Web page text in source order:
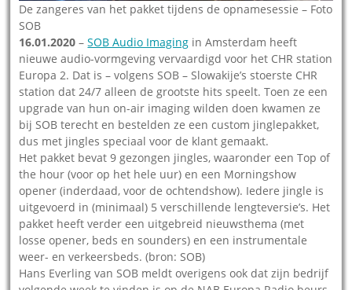
De zangeres van het pakket tijdens de opnamesessie – Foto
SOB
16.01.2020 –SOB Audio Imaging in Amsterdam heeft
nieuwe audio-vormgeving vervaardigd voor het CHR station
Europa 2. Dat is – volgens SOB – Slowakije’s stoerste CHR
station dat 24/7 alleen de grootste hits speelt. Toen ze een
upgrade van hun on-air imaging wilden doen kwamen ze
bij SOB terecht en bestelden ze een custom jinglepakket,
dus met jingles speciaal voor de klant gemaakt.
Het pakket bevat 9 gezongen jingles, waaronder een Top of
the hour (voor op het hele uur) en een Morningshow
opener (inderdaad, voor de ochtendshow). Iedere jingle is
uitgevoerd in (minimaal) 5 verschillende lengteversie’s. Het
pakket heeft verder een uitgebreid nieuwsthema (met
losse opener, beds en sounders) en een instrumentale
weer- en verkeersbeds. (bron: SOB)
Hans Everling van SOB meldt overigens ook dat zijn bedrijf